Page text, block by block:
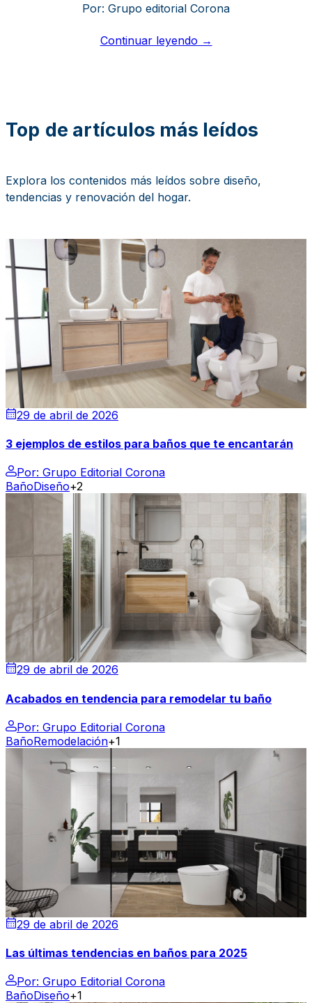
Por: Grupo editorial Corona
Continuar leyendo →
Top de artículos más leídos
Explora los contenidos más leídos sobre diseño,
tendencias y renovación del hogar.
29 de abril de 2026
3 ejemplos de estilos para baños que te encantarán
Por: Grupo Editorial Corona
BañoDiseño+2
29 de abril de 2026
Acabados en tendencia para remodelar tu baño
Por: Grupo Editorial Corona
BañoRemodelación+1
29 de abril de 2026
Las últimas tendencias en baños para 2025
Por: Grupo Editorial Corona
BañoDiseño+1